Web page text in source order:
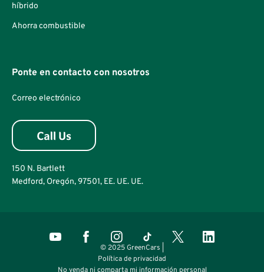
híbrido
Ahorra combustible
Ponte en contacto con nosotros
Correo electrónico
150 N. Bartlett
Medford, Oregón, 97501, EE. UE. UE.
© 2025 GreenCars |
Política de privacidad